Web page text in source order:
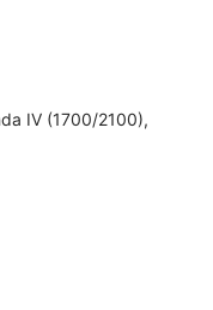
IV (1700/2100),